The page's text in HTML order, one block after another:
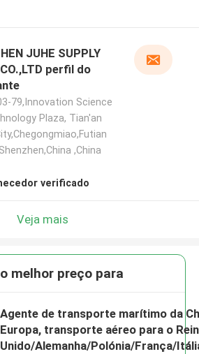
JUHE SUPPLY
perfil do
79,Innovation Science
Plaza, Tian'an
,China
verificado
Veja mais
melhor preço para
Agente de transporte marítimo da
Europa, transporte aéreo para o
Unido/Alemanha/Polónia/França/